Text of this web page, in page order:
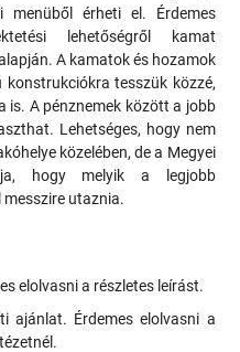
érheti el. Érdemes
lehetőségről kamat
A kamatok és hozamok
tesszük közzé,
is. A pénznemek között a jobb
Lehetséges, hogy nem
közelében, de a Megyei
hogy melyik a legjobb
utaznia.
elolvasni a részletes leírást.
Érdemes elolvasni a